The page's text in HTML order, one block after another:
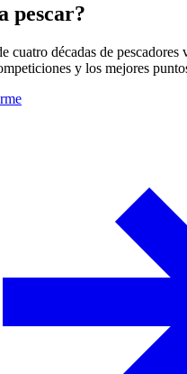
pescar?
cuatro décadas de pescadores
y los mejores